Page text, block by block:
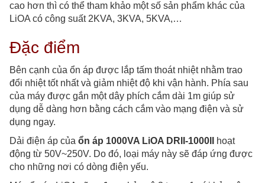
cao hơn thì có thể tham khảo một số sản phẩm khác của
LiOA có công suất 2KVA, 3KVA, 5KVA,…
Đặc điểm
Bên cạnh của ổn áp được lắp tấm thoát nhiệt nhằm trao
đổi nhiệt tốt nhất và giảm nhiệt độ khi vận hành. Phía sau
của máy được gắn một dây phích cắm dài 1m giúp sử
dụng dễ dàng hơn bằng cách cắm vào mạng điện và sử
dụng ngay.
Dải điện áp của ổn áp 1000VA LiOA DRII-1000II
hoạt
động từ 50V~250V. Do đó, loại máy này sẽ đáp ứng được
cho những nơi có dòng điện yếu.